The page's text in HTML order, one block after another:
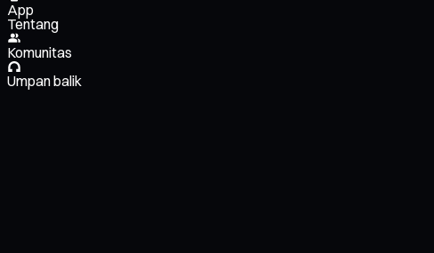
App
Tentang
Komunitas
Umpan balik